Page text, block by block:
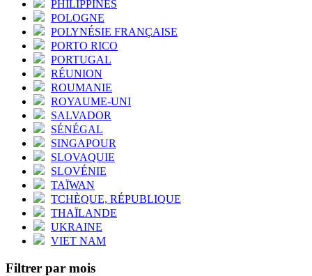
PHILIPPINES
POLOGNE
POLYNÉSIE FRANÇAISE
PORTO RICO
PORTUGAL
RÉUNION
ROUMANIE
ROYAUME-UNI
SALVADOR
SÉNÉGAL
SINGAPOUR
SLOVAQUIE
SLOVÉNIE
TAÏWAN
TCHÈQUE, RÉPUBLIQUE
THAÏLANDE
UKRAINE
VIET NAM
Filtrer par mois